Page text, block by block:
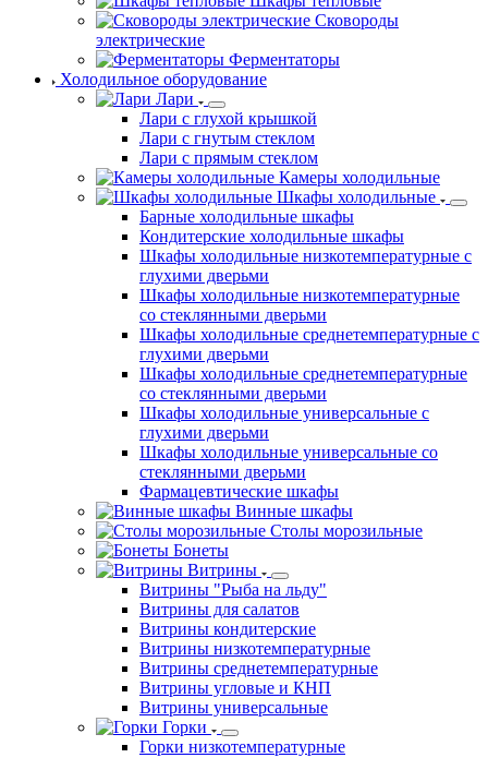
Сковороды
электрические
Ферментаторы
Холодильное оборудование
Лари
Лари с глухой крышкой
Лари с гнутым стеклом
Лари с прямым стеклом
Камеры холодильные
Шкафы холодильные
Барные холодильные шкафы
Кондитерские холодильные шкафы
Шкафы холодильные низкотемпературные с
глухими дверьми
Шкафы холодильные низкотемпературные
со стеклянными дверьми
Шкафы холодильные среднетемпературные с
глухими дверьми
Шкафы холодильные среднетемпературные
со стеклянными дверьми
Шкафы холодильные универсальные с
глухими дверьми
Шкафы холодильные универсальные со
стеклянными дверьми
Фармацевтические шкафы
Винные шкафы
Столы морозильные
Бонеты
Витрины
Витрины "Рыба на льду"
Витрины для салатов
Витрины кондитерские
Витрины низкотемпературные
Витрины среднетемпературные
Витрины угловые и КНП
Витрины универсальные
Горки
Горки низкотемпературные